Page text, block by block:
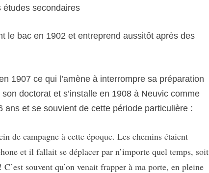
études secondaires
le bac en 1902 et entreprend aussitôt après des
1907 ce qui l’amène à interrompre sa préparation
doctorat et s’installe en 1908 à Neuvic comme
ans et se souvient de cette période particulière :
de campagne à cette époque. Les chemins étaient
et il fallait se déplacer par n’importe quel temps, soit
souvent qu’on venait frapper à ma porte, en pleine